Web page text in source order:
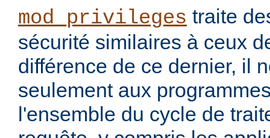
mod_privileges traite
sécurité similaires à ceux
différence de ce dernier, il
seulement aux
l'ensemble du cycle de